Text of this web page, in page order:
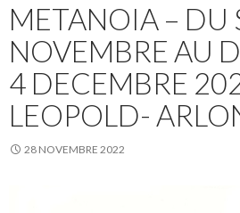
METANOIA – DU
NOVEMBRE AU
4 DECEMBRE
LEOPOLD-
28 NOVEMBRE 2022